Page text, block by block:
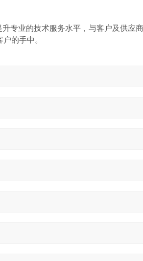
专业的技术服务水平，与客户及供应
的手中。